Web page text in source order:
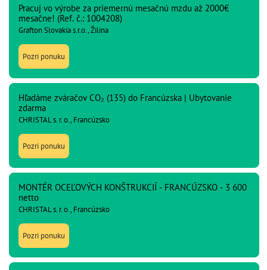
Pracuj vo výrobe za priemernú mesačnú mzdu až 2000€
mesačne! (Ref. č.: 1004208)
Grafton Slovakia s.r.o., Žilina
Pozri ponuku
Hľadáme zváračov CO₂ (135) do Francúzska | Ubytovanie
zdarma
CHRISTAL s. r. o., Francúzsko
Pozri ponuku
MONTÉR OCEĽOVÝCH KONŠTRUKCIÍ - FRANCÚZSKO - 3 600
netto
CHRISTAL s. r. o., Francúzsko
Pozri ponuku